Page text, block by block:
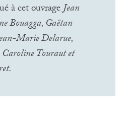
à cet ouvrageJean
Bouagga, Gaëtan
Marie Delarue,
Caroline Touraut et